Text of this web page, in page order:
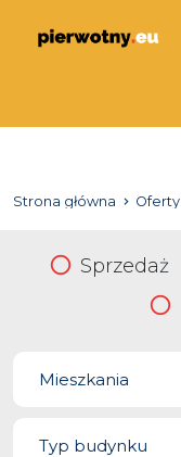
Strona główna Oferty
Sprzedaż